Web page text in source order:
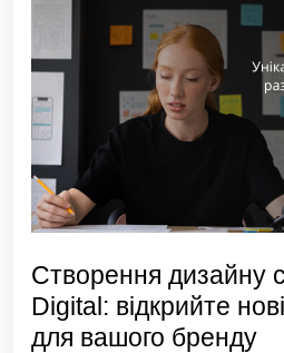
Створення дизайну
Digital: відкрийте
для вашого бренду